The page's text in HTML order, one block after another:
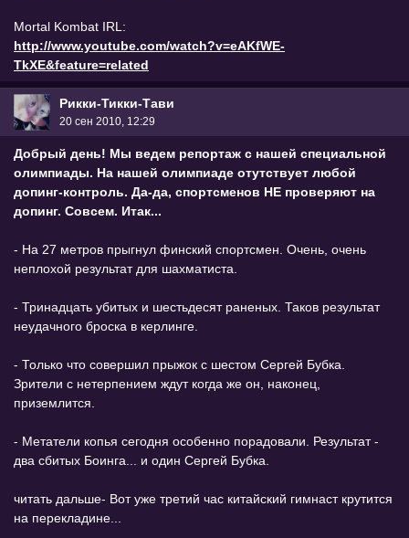
Mortal Kombat IRL:
http://www.youtube.com/watch?v=eAKfWE-
TkXE&feature=related
Рикки-Тикки-Тави
20 сен 2010, 12:29
Добрый день! Мы ведем репортаж с нашей специальной
олимпиады. На нашей олимпиаде отутствует любой
допинг-контроль. Да-да, спортсменoв НЕ проверяют на
допинг. Совсем. Итак...
- На 27 метров прыгнул финский спортсмен. Очень, очень
неплохой результат для шахматиста.
- Тринадцать убитых и шестьдесят раненых. Таков результат
неудачного броска в керлинге.
- Только что совершил прыжок с шестом Сергей Бубка.
Зрители с нетерпением ждут когда же он, наконец,
приземлится.
- Метатели копья сегодня особенно порадовали. Результат -
два сбитых Боинга... и один Сергей Бубка.
читать дальше- Вот уже третий час китайский гимнаст крутится
на перекладине...